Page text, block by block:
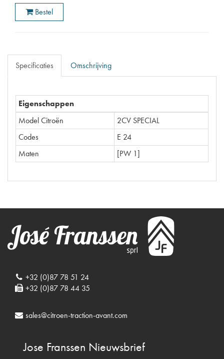
Bestel
Specificaties Omschrijving
Eigenschappen
Model Citroën
2CV SPECIAL
Codes
E 24
Maten
[PW 1]
+32 (0)87 78 51 24
+32 (0)87 78 44 35
sales@citroen-traction-avant.com
Jose Franssen Nieuwsbrief